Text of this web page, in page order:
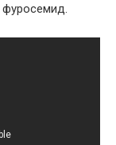
фуросемид.